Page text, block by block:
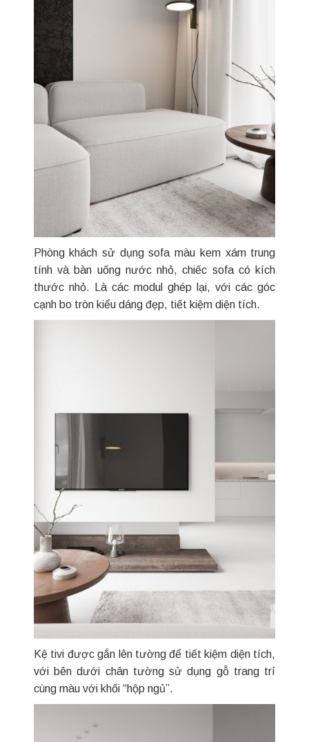
Phòng khách sử dụng sofa màu kem xám trung
tính và bàn uống nước nhỏ, chiếc sofa có kích
thước nhỏ. Là các modul ghép lại, với các góc
cạnh bo tròn kiểu dáng đẹp, tiết kiệm diện tích.
Kệ tivi được gắn lên tường để tiết kiệm diện tích,
với bên dưới chân tường sử dụng gỗ trang trí
cùng màu với khối “hộp ngủ”.